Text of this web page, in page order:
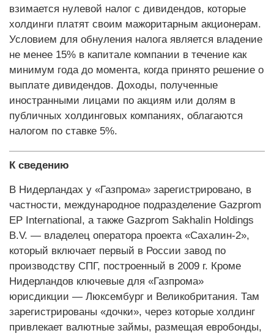
взимается нулевой налог с дивидендов, которые
холдинги платят своим мажоритарным акционерам.
Условием для обнуления налога является владение
не менее 15% в капитале компании в течение как
минимум года до момента, когда принято решение о
выплате дивидендов. Доходы, полученные
иностранными лицами по акциям или долям в
публичных холдинговых компаниях, облагаются
налогом по ставке 5%.
К сведению
В Нидерландах у «Газпрома» зарегистрировано, в
частности, международное подразделение Gazprom
EP International, а также Gazprom Sakhalin Holdings
B.V. — владелец оператора проекта «Сахалин-2»,
который включает первый в России завод по
производству СПГ, построенный в 2009 г. Кроме
Нидерландов ключевые для «Газпрома»
юрисдикции — Люксембург и Великобритания. Там
зарегистрированы «дочки», через которые холдинг
привлекает валютные займы, размещая евробонды,